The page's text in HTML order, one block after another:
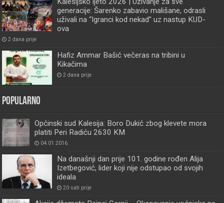
generacije: Šarenko zabavio mališane, odrasli
uživali na “Igranci kod nekad” uz nastup KUD-
ova
2 dana prije
Hafiz Ammar Bašić večeras na tribini u
Kikačima
2 dana prije
Popularno
Općinski sud Kalesija: Boro Dukić zbog klevete mora
platiti Peri Radiću 2630 KM
04.01.2016.
Na današnji dan prije 101. godine rođen Alija
Izetbegović, lider koji nije odstupao od svojih
ideala
20 sati prije